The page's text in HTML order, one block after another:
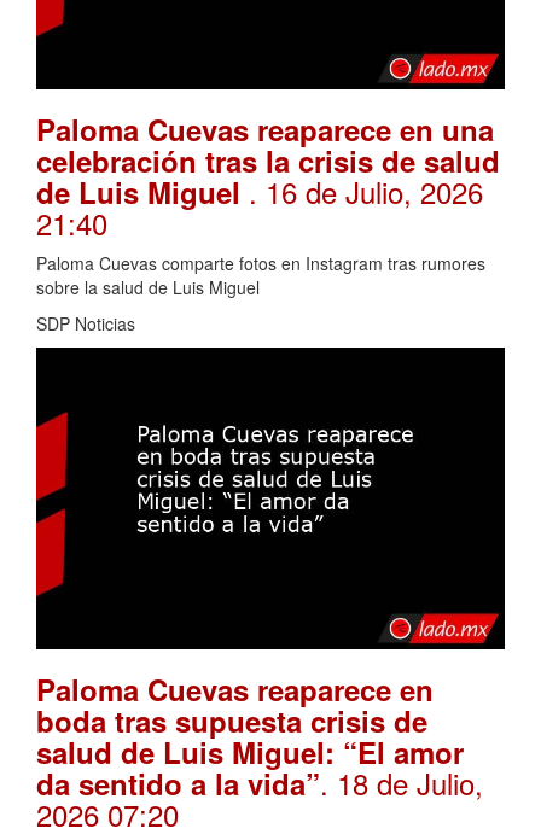
Paloma Cuevas reaparece en una
celebración tras la crisis de salud
de Luis Miguel . 16 de Julio, 2026
21:40
Paloma Cuevas comparte fotos en Instagram tras rumores
sobre la salud de Luis Miguel
SDP Noticias
Paloma Cuevas reaparece en
boda tras supuesta crisis de
salud de Luis Miguel: “El amor
da sentido a la vida”. 18 de Julio,
2026 07:20